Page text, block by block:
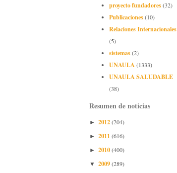
proyecto fundadores(32)
Publicaciones(10)
Relaciones Internacionales
(5)
sistemas(2)
UNAULA(1333)
UNAULA SALUDABLE
(38)
Resumen de noticias
► 2012(204)
► 2011(616)
► 2010(400)
▼ 2009(289)